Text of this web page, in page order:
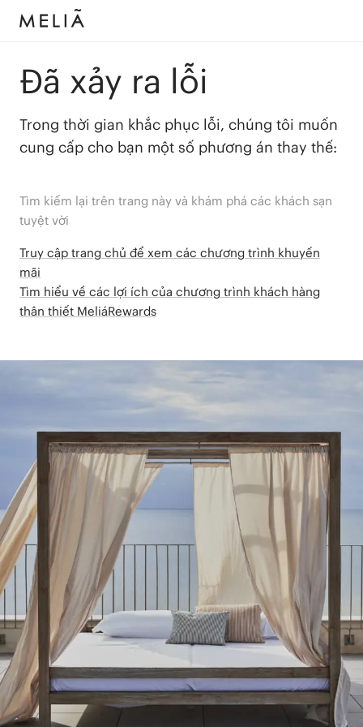
Đã xảy ra lỗi
Trong thời gian khắc phục lỗi, chúng tôi muốn
cung cấp cho bạn một số phương án thay thế:
Tìm kiếm lại trên trang này và khám phá các khách sạn
tuyệt vời
Truy cập trang chủ để xem các chương trình khuyến
mãi
Tìm hiểu về các lợi ích của chương trình khách hàng
thân thiết MeliáRewards